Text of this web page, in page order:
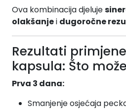
Ova kombinacija djeluje
olakšanjei dugoročne
Rezultati
kapsula: Što
Prva 3 dana:
Smanjenje osjećaja